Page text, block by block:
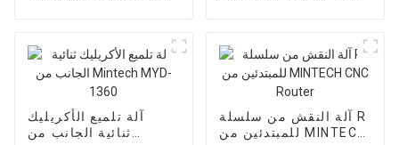
آلة تلميع الأكريليك
ثنائية الجانب من
آلة النقش من سلسلة R
للمبتدئين من MINTECH